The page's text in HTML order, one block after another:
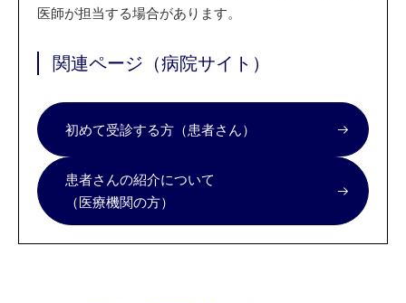
医師が担当する場合があります。
関連ページ（病院サイト）
初めて受診する方（患者さん）
患者さんの紹介について
（医療機関の方）